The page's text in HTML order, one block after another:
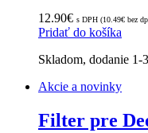
12.90€ s DPH (10.49€ bez
Pridať do košíka
Skladom, dodanie 1-
Akcie a novinky
Filter pre